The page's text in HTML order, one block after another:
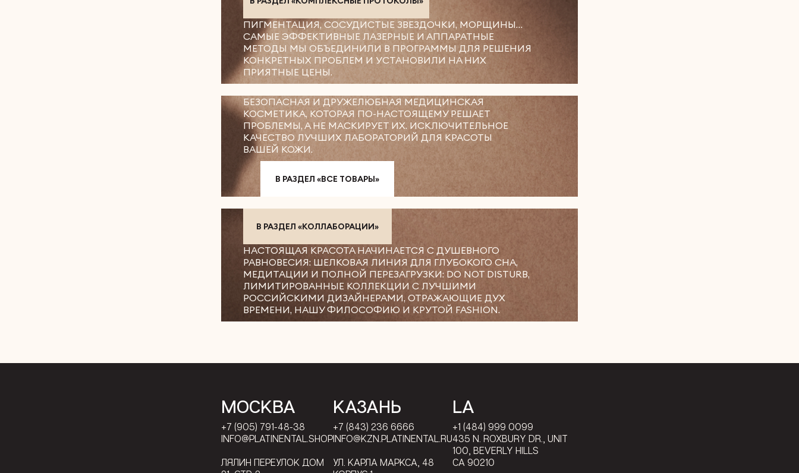
ПИГМЕНТАЦИЯ, СОСУДИСТЫЕ ЗВЕЗДОЧКИ, МОРЩИНЫ…
САМЫЕ ЭФФЕКТИВНЫЕ ЛАЗЕРНЫЕ И АППАРАТНЫЕ
МЕТОДЫ МЫ ОБЪЕДИНИЛИ В ПРОГРАММЫ ДЛЯ РЕШЕНИЯ
КОНКРЕТНЫХ ПРОБЛЕМ И УСТАНОВИЛИ НА НИХ
ПРИЯТНЫЕ ЦЕНЫ.
БЕЗОПАСНАЯ И ДРУЖЕЛЮБНАЯ МЕДИЦИНСКАЯ
КОСМЕТИКА, КОТОРАЯ ПО-НАСТОЯЩЕМУ РЕШАЕТ
ПРОБЛЕМЫ, А НЕ МАСКИРУЕТ ИХ. ИСКЛЮЧИТЕЛЬНОЕ
КАЧЕСТВО ЛУЧШИХ ЛАБОРАТОРИЙ ДЛЯ КРАСОТЫ
ВАШЕЙ КОЖИ.
В РАЗДЕЛ «ВСЕ ТОВАРЫ»
В РАЗДЕЛ «КОЛЛАБОРАЦИИ»
НАСТОЯЩАЯ КРАСОТА НАЧИНАЕТСЯ С ДУШЕВНОГО
РАВНОВЕСИЯ: ШЕЛКОВАЯ ЛИНИЯ ДЛЯ ГЛУБОКОГО СНА,
МЕДИТАЦИИ И ПОЛНОЙ ПЕРЕЗАГРУЗКИ: DO NOT DISTURB,
ЛИМИТИРОВАННЫЕ КОЛЛЕКЦИИ С ЛУЧШИМИ
РОССИЙСКИМИ ДИЗАЙНЕРАМИ, ОТРАЖАЮЩИЕ ДУХ
ВРЕМЕНИ, НАШУ ФИЛОСОФИЮ И КРУТОЙ FASHION.
МОСКВА
+7 (905) 791-48-38
INFO@PLATINENTAL.SHOP
ЛЯЛИН ПЕРЕУЛОК ДОМ
КАЗАНЬ
+7 (843) 236 6666
INFO@KZN.PLATINENTAL.RU
УЛ. КАРЛА МАРКСА, 48
LA
+1 (484) 999 0099
435 N. ROXBURY DR., UNIT
100, BEVERLY HILLS
CA 90210